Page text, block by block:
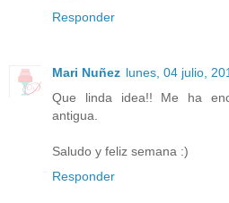
Responder
Mari Nuñez lunes, 04 julio,
Que linda idea!! Me ha
antigua.
Saludo y feliz semana :)
Responder